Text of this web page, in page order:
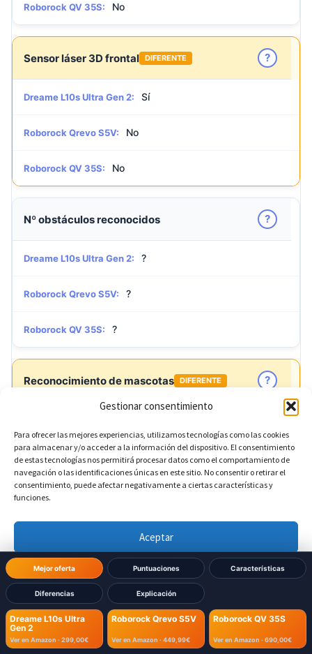
Gestionar consentimiento
Para ofrecer las mejores experiencias, utilizamos tecnologías como las cookies
para almacenar y/o acceder a la información del dispositivo. El consentimiento
de estas tecnologías nos permitirá procesar datos como el comportamiento de
navegación o las identificaciones únicas en este sitio. No consentir o retirar el
consentimiento, puede afectar negativamente a ciertas características y
funciones.
Aceptar
Denegar
Ver preferencias
Política de cookies Política de Privacidad Aviso Legal
Mejor oferta Puntuaciones Características
Diferencias Explicación
Dreame L10s Ultra
Gen 2
Ver en Amazon · 299,00€
Roborock Qrevo S5V
Ver en Amazon · 449,99€
Roborock QV 35S
Ver en Amazon · 690,00€
Roborock QV 35S: No
Sensor láser 3D frontal DIFERENTE ?
Dreame L10s Ultra Gen 2: Sí
Roborock Qrevo S5V: No
Roborock QV 35S: No
Nº obstáculos reconocidos ?
Dreame L10s Ultra Gen 2: ?
Roborock Qrevo S5V: ?
Roborock QV 35S: ?
Reconocimiento de mascotas DIFERENTE ?
Roborock Qrevo S5V: No
Roborock QV 35S: No
Dreame L10s Ultra Gen 2: No
Roborock Qrevo S5V: No
No